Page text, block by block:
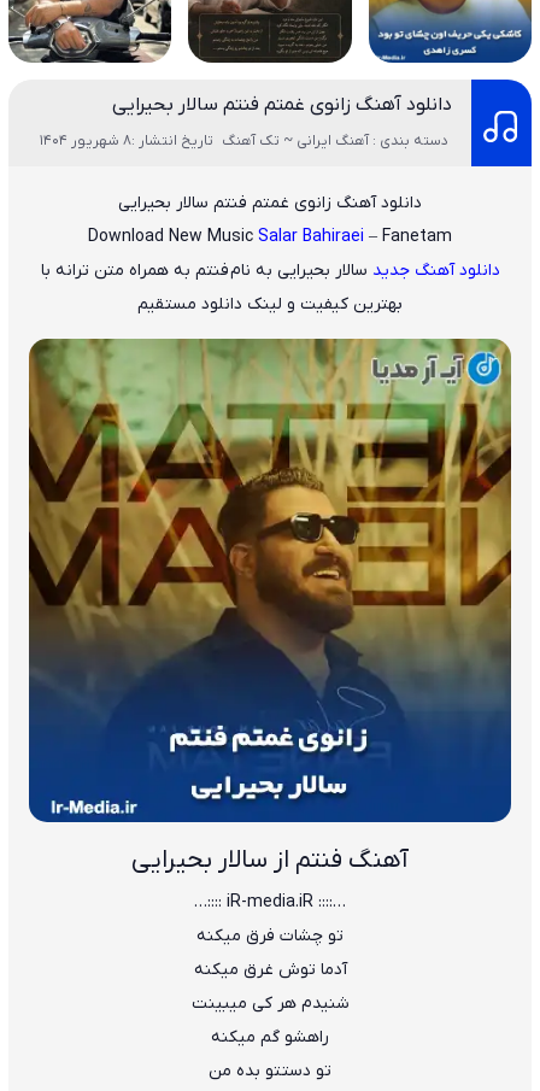
دانلود آهنگ زانوی غمتم فنتم سالار بحیرایی
دسته بندی : آهنگ ایرانی ~ تک آهنگ تاریخ انتشار :8 شهریور 1404
دانلود آهنگ زانوی غمتم فنتم سالار بحیرایی
Download New Music Salar Bahiraei – Fanetam
دانلود آهنگ جدید سالار بحیرایی به نامفنتم به همراه متن ترانه با
بهترین کیفیت و لینک دانلود مستقیم
آهنگ فنتم از سالار بحیرایی
…:::: iR-media.iR ::::…
تو چشات فرق میکنه
آدﻣﺎ ﺗﻮش ﻏﺮق ﻣﻴﻜﻨﻪ
ﺷﻨﻴﺪم ﻫﺮ ﻛﻰ ﻣﻴﺒﻴﻨﺖ
راﻫﺸﻮ ﮔﻢ ﻣﻴﻜﻨﻪ
ﺗﻮ دﺳﺘﺘﻮ ﺑﺪه ﻣﻦ